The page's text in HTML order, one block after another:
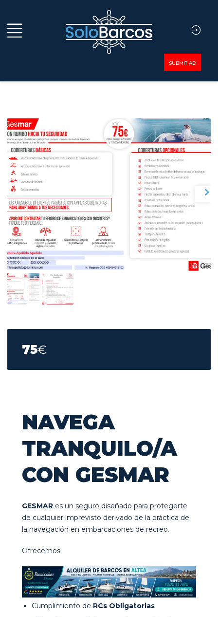
SUBMIT AD
75€
NAVEGA
TRANQUILO/A
CON GESMAR
GESMAR es un seguro diseñado para protegerte
de cualquier imprevisto derivado de la práctica de
la navegación en embarcaciones de recreo.
Ofrecemos:
Cumplimiento de RCs Obligatorias